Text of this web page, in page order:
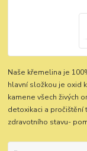
Naše křemelina je
hlavní složkou je oxid
kamene všech živých
detoxikaci a pročištění
zdravotního stavu-